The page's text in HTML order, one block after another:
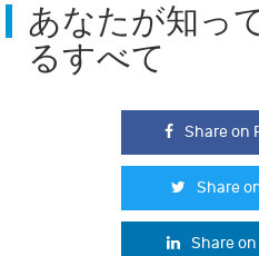
あなたが知っ
るすべて
Share on
Share
Share